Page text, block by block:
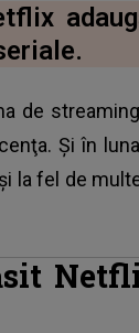
de
Şi în
la fel de